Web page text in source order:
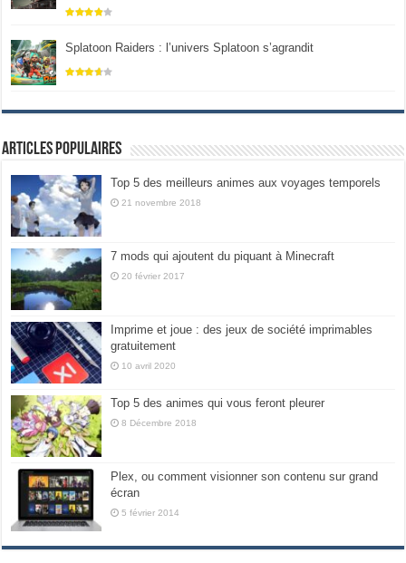
Splatoon Raiders : l’univers Splatoon s’agrandit
Articles populaires
Top 5 des meilleurs animes aux voyages temporels
21 novembre 2018
7 mods qui ajoutent du piquant à Minecraft
20 février 2017
Imprime et joue : des jeux de société imprimables
gratuitement
10 avril 2020
Top 5 des animes qui vous feront pleurer
8 Décembre 2018
Plex, ou comment visionner son contenu sur grand
écran
5 février 2014